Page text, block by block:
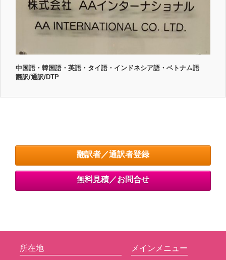
中国語・韓国語・英語・タイ語・インドネシア語・ベトナム語
翻訳/通訳/DTP
翻訳者／通訳者登録
無料見積／お問合せ
所在地 メインメニュー